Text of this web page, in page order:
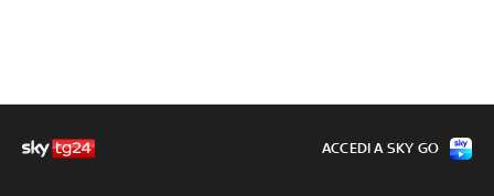
ACCEDI A SKY GO